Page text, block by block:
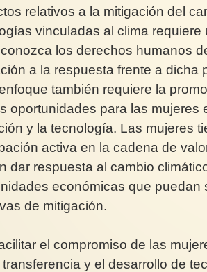
relativos a la mitigación del
vinculadas al clima
los derechos humanos
a la respuesta frente a dicha
también requiere la
oportunidades para las mujeres
y la tecnología. Las mujeres
activa en la cadena de
dar respuesta al cambio
económicas que puedan
de mitigación.
el compromiso de las
y el desarrollo de
escolar a niños es
en primaria de South
escucho anomalías,
y de personal
en los diferentes...
La gestación
con discursos
La supuesta bondad
mujeresLa supuesta
de las mujeres que